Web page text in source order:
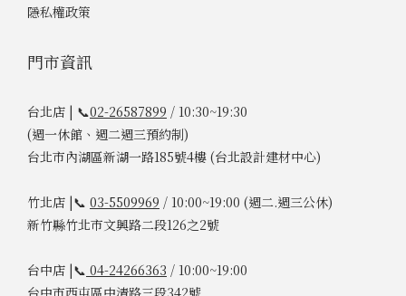
隱私權政策
門市資訊
台北店 | 📞02-26587899 / 10:30~19:30
(週一休館、週二週三預約制)
台北市內湖區新湖一路185號4樓 (台北設計建材中心)
竹北店 |📞 03-5509969 / 10:00~19:00 (週二.週三公休)
新竹縣竹北市文興路二段126之2號
台中店 |📞 04-24266363 / 10:00~19:00